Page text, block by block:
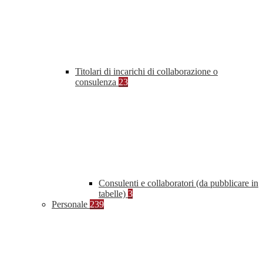
Titolari di incarichi di collaborazione o
consulenza 23
Consulenti e collaboratori (da pubblicare in
tabelle) 3
Personale 239